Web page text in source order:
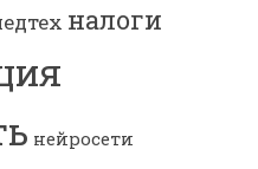
налоги
нейросети